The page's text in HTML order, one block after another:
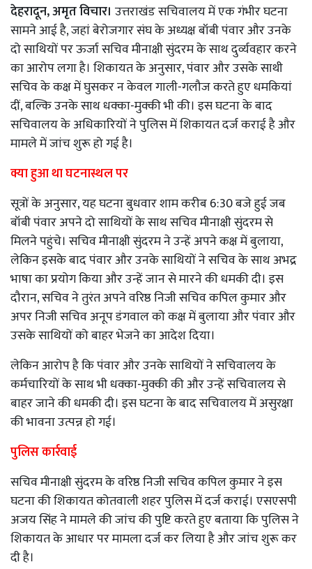
देहरादून, अमृत विचार। उत्तराखंड सचिवालय में एक गंभीर घटना
सामने आई है, जहां बेरोजगार संघ के अध्यक्ष बॉबी पंवार और उनके
दो साथियों पर ऊर्जा सचिव मीनाक्षी सुंदरम के साथ दुर्व्यवहार करने
का आरोप लगा है। शिकायत के अनुसार, पंवार और उसके साथी
सचिव के कक्ष में घुसकर न केवल गाली-गलौज करते हुए धमकियां
दीं, बल्कि उनके साथ धक्का-मुक्की भी की। इस घटना के बाद
सचिवालय के अधिकारियों ने पुलिस में शिकायत दर्ज कराई है और
मामले में जांच शुरू हो गई है।
क्या हुआ था घटनास्थल पर
सूत्रों के अनुसार, यह घटना बुधवार शाम करीब 6:30 बजे हुई जब
बॉबी पंवार अपने दो साथियों के साथ सचिव मीनाक्षी सुंदरम से
मिलने पहुंचे। सचिव मीनाक्षी सुंदरम ने उन्हें अपने कक्ष में बुलाया,
लेकिन इसके बाद पंवार और उनके साथियों ने सचिव के साथ अभद्र
भाषा का प्रयोग किया और उन्हें जान से मारने की धमकी दी। इस
दौरान, सचिव ने तुरंत अपने वरिष्ठ निजी सचिव कपिल कुमार और
अपर निजी सचिव अनूप डंगवाल को कक्ष में बुलाया और पंवार और
उसके साथियों को बाहर भेजने का आदेश दिया।
लेकिन आरोप है कि पंवार और उनके साथियों ने सचिवालय के
कर्मचारियों के साथ भी धक्का-मुक्की की और उन्हें सचिवालय से
बाहर जाने की धमकी दी। इस घटना के बाद सचिवालय में असुरक्षा
की भावना उत्पन्न हो गई।
पुलिस कार्रवाई
सचिव मीनाक्षी सुंदरम के वरिष्ठ निजी सचिव कपिल कुमार ने इस
घटना की शिकायत कोतवाली शहर पुलिस में दर्ज कराई। एसएसपी
अजय सिंह ने मामले की जांच की पुष्टि करते हुए बताया कि पुलिस ने
शिकायत के आधार पर मामला दर्ज कर लिया है और जांच शुरू कर
दी है।